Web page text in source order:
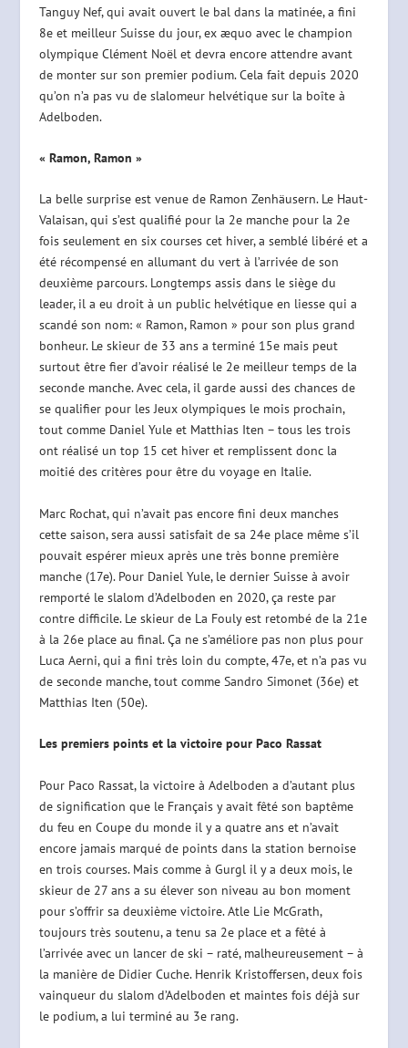
Tanguy Nef, qui avait ouvert le bal dans la matinée, a fini
8e et meilleur Suisse du jour, ex æquo avec le champion
olympique Clément Noël et devra encore attendre avant
de monter sur son premier podium. Cela fait depuis 2020
qu’on n’a pas vu de slalomeur helvétique sur la boîte à
Adelboden.
« Ramon, Ramon »
La belle surprise est venue de Ramon Zenhäusern. Le Haut-
Valaisan, qui s’est qualifié pour la 2e manche pour la 2e
fois seulement en six courses cet hiver, a semblé libéré et a
été récompensé en allumant du vert à l’arrivée de son
deuxième parcours. Longtemps assis dans le siège du
leader, il a eu droit à un public helvétique en liesse qui a
scandé son nom: « Ramon, Ramon » pour son plus grand
bonheur. Le skieur de 33 ans a terminé 15e mais peut
surtout être fier d’avoir réalisé le 2e meilleur temps de la
seconde manche. Avec cela, il garde aussi des chances de
se qualifier pour les Jeux olympiques le mois prochain,
tout comme Daniel Yule et Matthias Iten – tous les trois
ont réalisé un top 15 cet hiver et remplissent donc la
moitié des critères pour être du voyage en Italie.
Marc Rochat, qui n’avait pas encore fini deux manches
cette saison, sera aussi satisfait de sa 24e place même s’il
pouvait espérer mieux après une très bonne première
manche (17e). Pour Daniel Yule, le dernier Suisse à avoir
remporté le slalom d’Adelboden en 2020, ça reste par
contre difficile. Le skieur de La Fouly est retombé de la 21e
à la 26e place au final. Ça ne s’améliore pas non plus pour
Luca Aerni, qui a fini très loin du compte, 47e, et n’a pas vu
de seconde manche, tout comme Sandro Simonet (36e) et
Matthias Iten (50e).
Les premiers points et la victoire pour Paco Rassat
Pour Paco Rassat, la victoire à Adelboden a d’autant plus
de signification que le Français y avait fêté son baptême
du feu en Coupe du monde il y a quatre ans et n’avait
encore jamais marqué de points dans la station bernoise
en trois courses. Mais comme à Gurgl il y a deux mois, le
skieur de 27 ans a su élever son niveau au bon moment
pour s’offrir sa deuxième victoire. Atle Lie McGrath,
toujours très soutenu, a tenu sa 2e place et a fêté à
l’arrivée avec un lancer de ski – raté, malheureusement – à
la manière de Didier Cuche. Henrik Kristoffersen, deux fois
vainqueur du slalom d’Adelboden et maintes fois déjà sur
le podium, a lui terminé au 3e rang.